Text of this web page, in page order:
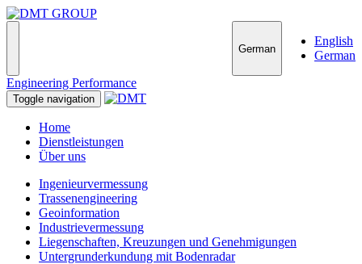
German
English
German
Engineering Performance
Toggle navigation
Home
Dienstleistungen
Über uns
Ingenieurvermessung
Trassenengineering
Geoinformation
Industrievermessung
Liegenschaften, Kreuzungen und Genehmigungen
Untergrunderkundung mit Bodenradar